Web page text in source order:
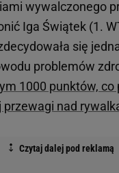
wywalczonego
Iga Świątek (1.
się
problemów
1000 punktów, co
nad